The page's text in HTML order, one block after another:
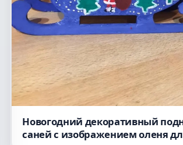
Новогодний декоративный
саней с изображением оленя